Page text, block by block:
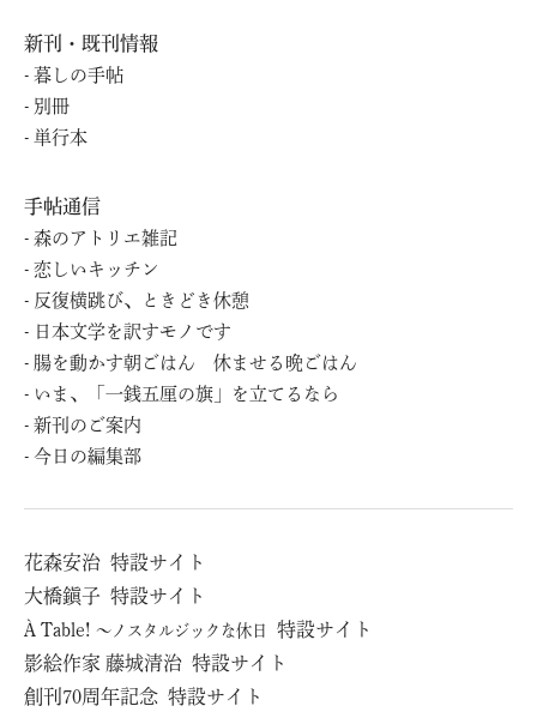
新刊・既刊情報
暮しの⼿帖
別冊
単⾏本
手帖通信
森のアトリエ雑記
恋しいキッチン
反復横跳び、ときどき休憩
日本文学を訳すモノです
腸を動かす朝ごはん 休ませる晩ごはん
いま、「一銭五厘の旗」を立てるなら
新刊のご案内
今日の編集部
花森安治 特設サイト
⼤橋鎭⼦ 特設サイト
À Table! ～ノスタルジックな休日
特設サイト
影絵作家 藤城清治 特設サイト
創刊70周年記念 特設サイト